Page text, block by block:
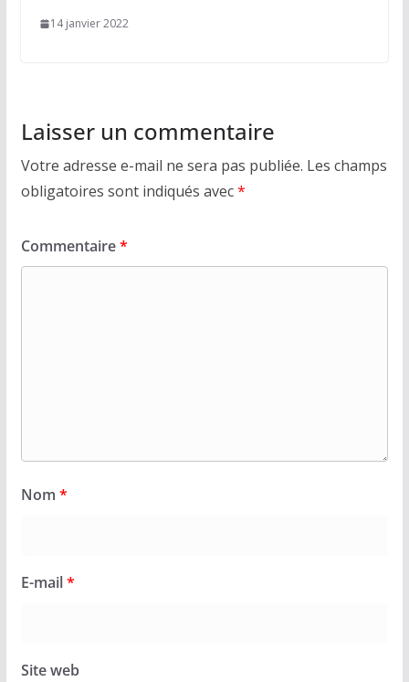
14 janvier 2022
Laisser un commentaire
Votre adresse e-mail ne sera pas publiée. Les champs
obligatoires sont indiqués avec*
Commentaire*
Nom *
E-mail*
Site web